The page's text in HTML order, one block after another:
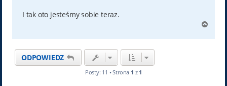
I tak oto jesteśmy sobie teraz.
g
ODPOWIEDZ
Posty: 11 • Strona 1 z 1